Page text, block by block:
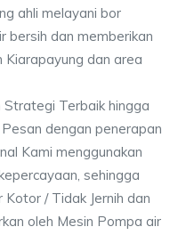
ahli melayani bor
bersih dan memberikan
Kiarapayung dan area
Terbaik hingga
dengan penerapan
Kami menggunakan
sehingga
/ Tidak Jernih dan
oleh Mesin Pompa air